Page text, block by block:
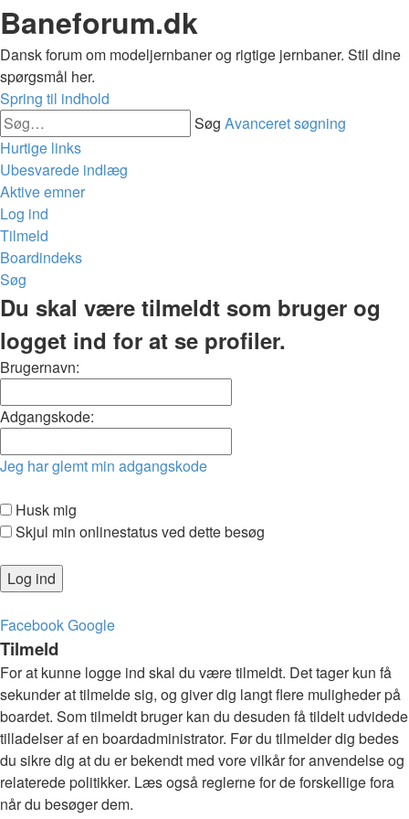
Baneforum.dk
Dansk forum om modeljernbaner og rigtige jernbaner. Stil dine
spørgsmål her.
Spring til indhold
Søg Avanceret søgning
Hurtige links
Ubesvarede indlæg
Aktive emner
Log ind
Tilmeld
Boardindeks
Søg
Du skal være tilmeldt som bruger og
logget ind for at se profiler.
Brugernavn:
Adgangskode:
Jeg har glemt min adgangskode
Husk mig
Skjul min onlinestatus ved dette besøg
FacebookGoogle
Tilmeld
For at kunne logge ind skal du være tilmeldt. Det tager kun få
sekunder at tilmelde sig, og giver dig langt flere muligheder på
boardet. Som tilmeldt bruger kan du desuden få tildelt udvidede
tilladelser af en boardadministrator. Før du tilmelder dig bedes
du sikre dig at du er bekendt med vore vilkår for anvendelse og
relaterede politikker. Læs også reglerne for de forskellige fora
når du besøger dem.